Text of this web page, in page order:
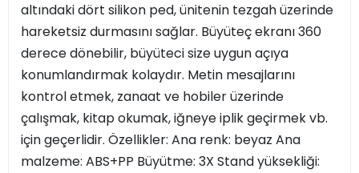
altındaki dört silikon ped, ünitenin tezgah üzerinde
hareketsiz durmasını sağlar. Büyüteç ekranı 360
derece dönebilir, büyüteci size uygun açıya
konumlandırmak kolaydır. Metin mesajlarını
kontrol etmek, zanaat ve hobiler üzerinde
çalışmak, kitap okumak, iğneye iplik geçirmek vb.
için geçerlidir. Özellikler: Ana renk: beyaz Ana
malzeme: ABS+PP Büyütme: 3X Stand yüksekliği: